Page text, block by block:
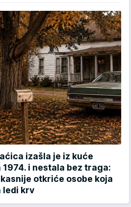
izašla je iz kuće
i nestala bez traga:
otkriće osobe koja
ledi krv